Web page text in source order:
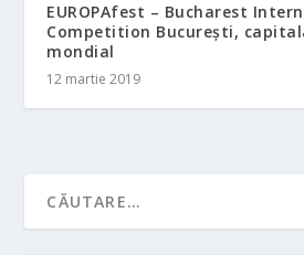
EUROPAfest – Bucharest
Competition București,
mondial
12 martie 2019